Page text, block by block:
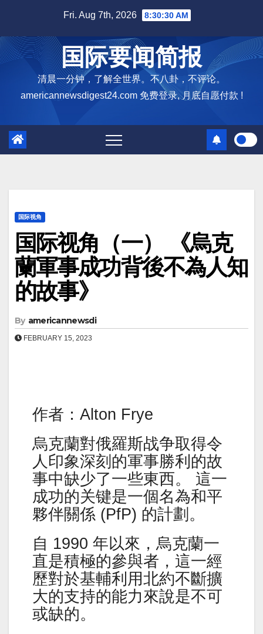
content
Fri. Aug 7th, 2026 8:30:32 AM
国际要闻简报
清晨一分钟，了解全世界。不八卦，不评论。
americannewsdigest24.com 免费登录, 月底自愿付款 !
国际视角
国际视角（一） 《烏克
蘭軍事成功背後不為人知
的故事》
By americannewsdi
FEBRUARY 15, 2023
作者：Alton Frye
烏克蘭對俄羅斯战争取得令
人印象深刻的軍事勝利的故
事中缺少了一些東西。 這一
成功的关键是一個名為和平
夥伴關係 (PfP) 的計劃。
自 1990 年以來，烏克蘭一
直是積極的參與者，這一經
歷對於基輔利用北約不斷擴
大的支持的能力來說是不可
或缺的。